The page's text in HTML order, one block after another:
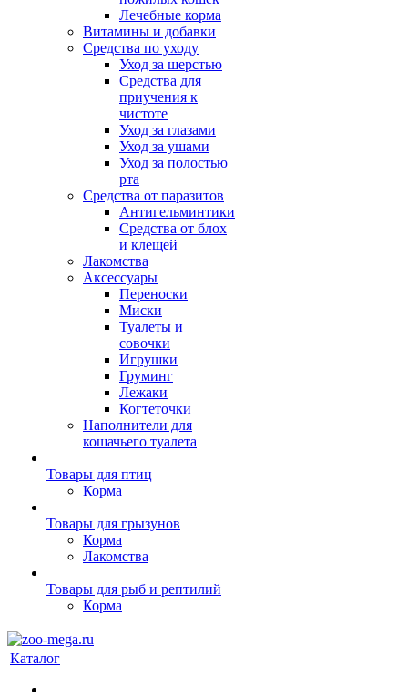
Лечебные корма
Витамины и добавки
Средства по уходу
Уход за шерстью
Средства для
приучения к
чистоте
Уход за глазами
Уход за ушами
Уход за полостью
рта
Средства от паразитов
Антигельминтики
Средства от блох
и клещей
Лакомства
Аксессуары
Переноски
Миски
Туалеты и
совочки
Игрушки
Груминг
Лежаки
Когтеточки
Наполнители для
кошачьего туалета
Товары для птиц
Корма
Товары для грызунов
Корма
Лакомства
Товары для рыб и рептилий
Корма
Каталог